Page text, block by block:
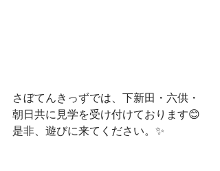
さぼてんきっずでは、下新田・六供・
朝日共に見学を受け付けております😊
是非、遊びに来てください。✨